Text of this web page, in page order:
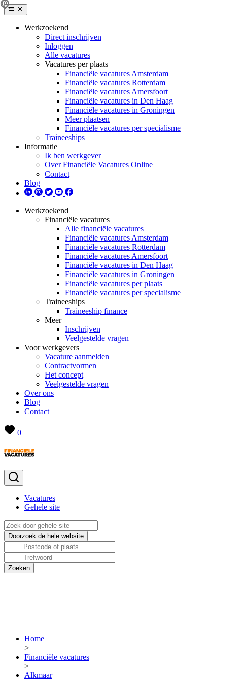
Werkzoekend
Direct inschrijven
Inloggen
Alle vacatures
Vacatures per plaats
Financiële vacatures Amsterdam
Financiële vacatures Rotterdam
Financiële vacatures Amersfoort
Financiële vacatures in Den Haag
Financiële vacatures in Groningen
Meer plaatsen
Financiële vacatures per specialisme
Traineeships
Informatie
Ik ben werkgever
Over Financiële Vacatures Online
Contact
Blog
Werkzoekend
Financiële vacatures
Alle financiële vacatures
Financiële vacatures Amsterdam
Financiële vacatures Rotterdam
Financiële vacatures Amersfoort
Financiële vacatures in Den Haag
Financiële vacatures in Groningen
Financiële vacatures per plaats
Financiële vacatures per specialisme
Traineeships
Traineeship finance
Meer
Inschrijven
Veelgestelde vragen
Voor werkgevers
Vacature aanmelden
Contractvormen
Het concept
Veelgestelde vragen
Over ons
Blog
Contact
0
Vacatures
Gehele site
Home
>
Financiële vacatures
>
Alkmaar